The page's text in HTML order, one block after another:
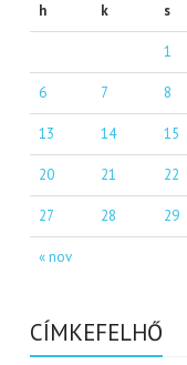
h
k s
« nov
1
6 7 8
13 14 15
20 21 22
27 28 29
CÍMKEFELHŐ